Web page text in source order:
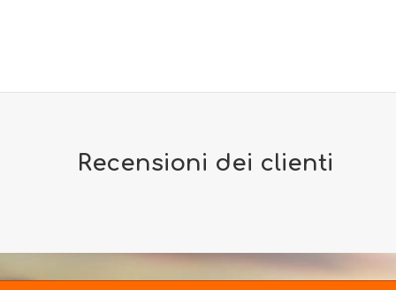
Recensioni dei clienti